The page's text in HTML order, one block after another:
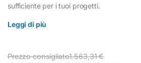
sufficiente per i tuoi progetti.
Leggi di più
Prezzo consigliato1.563,31€